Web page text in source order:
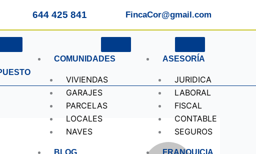
FincaCor@gmail.com
644 425 841
COMUNIDADES
VIVIENDAS
GARAJES
PARCELAS
LOCALES
NAVES
ASESORÍA
JURIDICA
LABORAL
FISCAL
CONTABLE
SEGUROS